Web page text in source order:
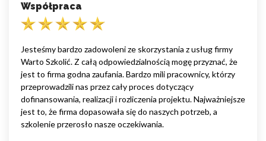
Współpraca
Jesteśmy bardzo zadowoleni ze skorzystania z usług firmy
Warto Szkolić. Z całą odpowiedzialnością mogę przyznać, że
jest to firma godna zaufania. Bardzo mili pracownicy, którzy
przeprowadzili nas przez cały proces dotyczący
dofinansowania, realizacji i rozliczenia projektu. Najważniejsze
jest to, że firma dopasowała się do naszych potrzeb, a
szkolenie przerosło nasze oczekiwania.